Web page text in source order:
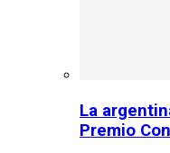
La
Premio